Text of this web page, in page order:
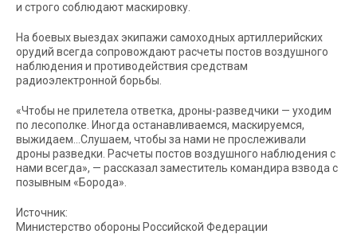
и строго соблюдают маскировку.
На боевых выездах экипажи самоходных артиллерийских
орудий всегда сопровождают расчеты постов воздушного
наблюдения и противодействия средствам
радиоэлектронной борьбы.
«Чтобы не прилетела ответка, дроны-разведчики — уходим
по лесополке. Иногда останавливаемся, маскируемся,
выжидаем…Слушаем, чтобы за нами не прослеживали
дроны разведки. Расчеты постов воздушного наблюдения с
нами всегда», — рассказал заместитель командира взвода с
позывным «Борода».
Источник:
Министерство обороны Российской Федерации